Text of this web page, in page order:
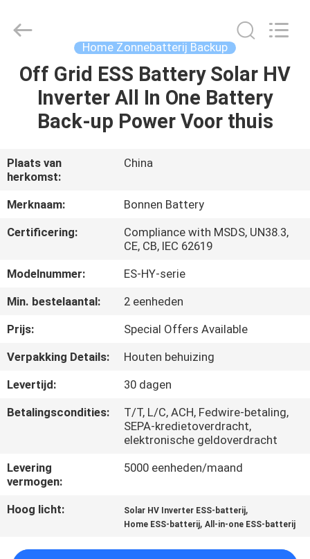
THUIS
PRODUCTEN
OVER
ONS
FABRIEKSREIS
KWALITEITSCONTROLE
CONTACTEER
ONS
NIEUWS
PRIVACYBELEID
Technology
Reserved.
Home Zonnebatterij Backup
Off Grid ESS Battery Solar HV
Inverter All In One Battery
Back-up Power Voor thuis
Plaats van
herkomst:
China
Merknaam:
Bonnen Battery
Certificering:
Compliance with MSDS, UN38.3,
CE, CB, IEC 62619
Modelnummer:
ES-HY-serie
Min. bestelaantal:
2 eenheden
Prijs:
Special Offers Available
Verpakking Details:
Houten behuizing
Levertijd:
30 dagen
Betalingscondities:
T/T, L/C, ACH, Fedwire-betaling,
SEPA-kredietoverdracht,
elektronische geldoverdracht
Levering
vermogen:
5000 eenheden/maand
Hoog licht: Solar HV Inverter ESS-batterij,
Home ESS-batterij,All-in-one ESS-batterij